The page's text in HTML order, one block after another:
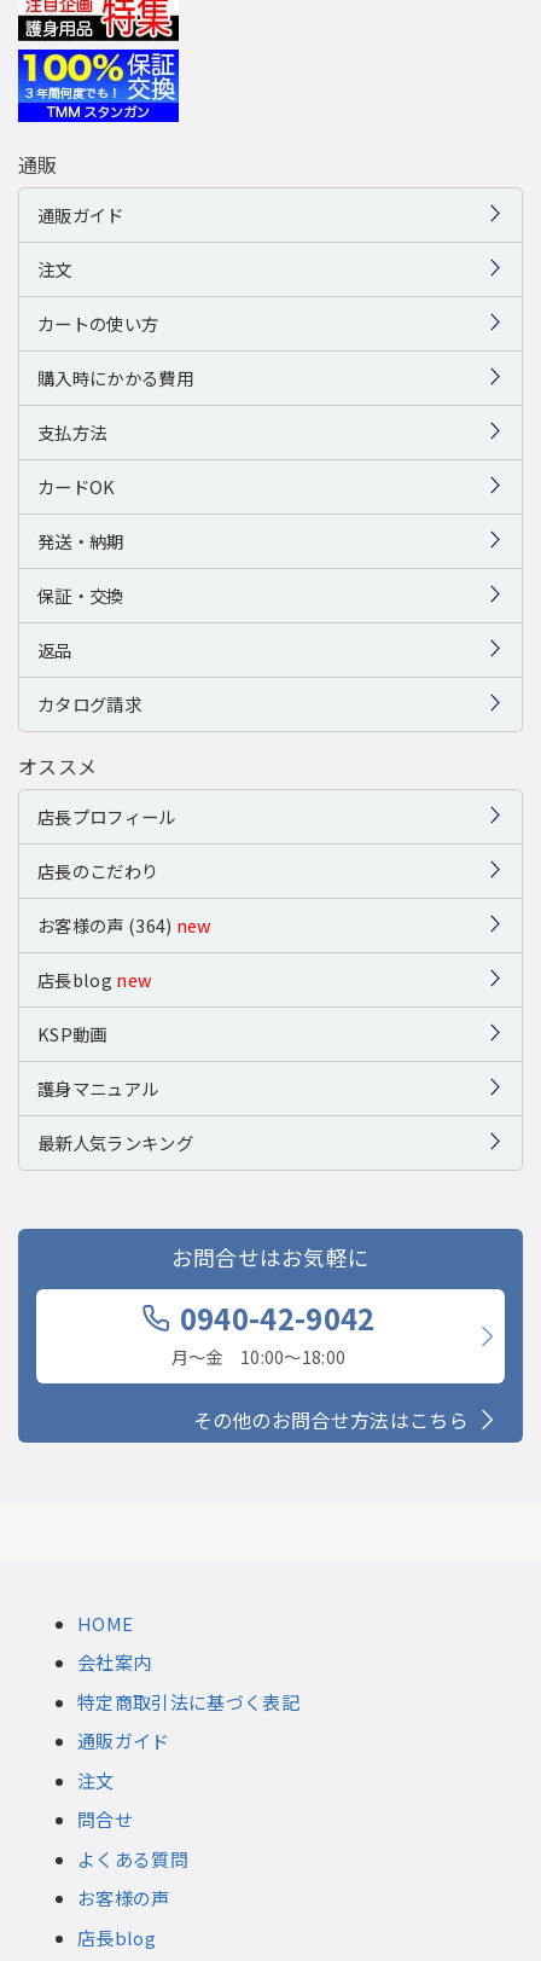
通販
通販ガイド
注文
カートの使い方
購入時にかかる費用
支払方法
カードOK
発送・納期
保証・交換
返品
カタログ請求
オススメ
店長プロフィール
店長のこだわり
お客様の声 (364) new
店長blog new
KSP動画
護身マニュアル
最新人気ランキング
お問合せはお気軽に
0940-42-9042
月〜金 10:00〜18:00
その他のお問合せ方法はこちら
HOME
会社案内
特定商取引法に基づく表記
通販ガイド
注文
問合せ
よくある質問
お客様の声
店長blog